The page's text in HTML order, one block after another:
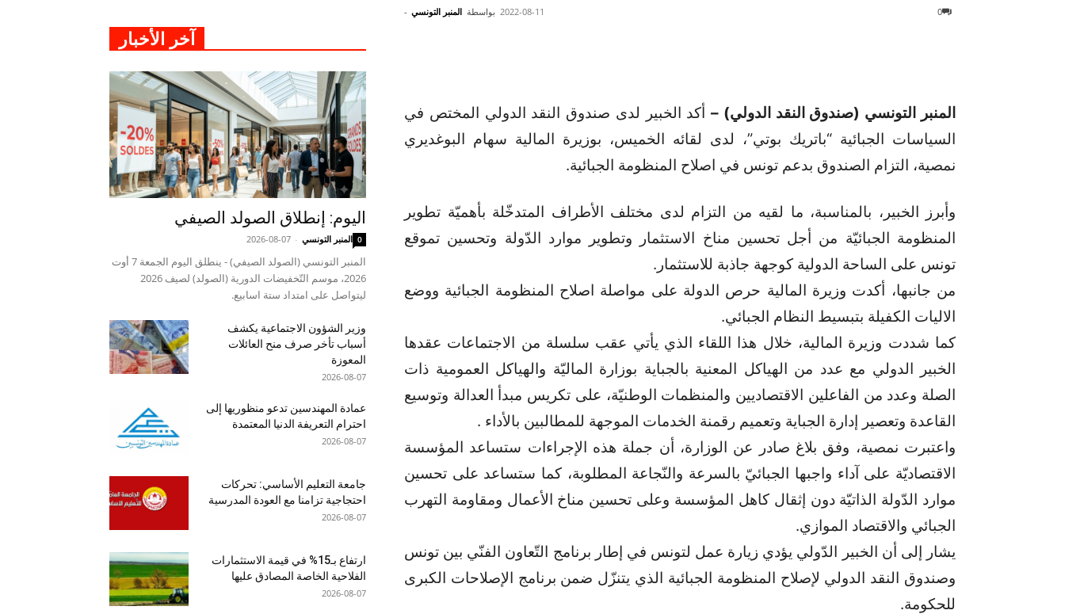
بواسطة المنبر التونسي - 2022-08-11 0
المنبر التونسي (صندوق النقد الدولي) –أكد الخبير لدى صندوق النقد الدولي المختص في
السياسات الجبائية “باتريك بوتي”، لدى لقائه الخميس، بوزيرة المالية سهام البوغديري
نمصية، التزام الصندوق بدعم تونس في اصلاح المنظومة الجبائية.
وأبرز الخبير، بالمناسبة، ما لقيه من التزام لدى مختلف الأطراف المتدخّلة بأهميّة تطوير
المنظومة الجبائيّة من أجل تحسين مناخ الاستثمار وتطوير موارد الدّولة وتحسين تموقع
تونس على الساحة الدولية كوجهة جاذبة للاستثمار.
من جانبها، أكدت وزيرة المالية حرص الدولة على مواصلة اصلاح المنظومة الجبائية ووضع
الاليات الكفيلة بتبسيط النظام الجبائي.
كما شددت وزيرة المالية، خلال هذا اللقاء الذي يأتي عقب سلسلة من الاجتماعات عقدها
الخبير الدولي مع عدد من الهياكل المعنية بالجباية بوزارة الماليّة والهياكل العمومية ذات
الصلة وعدد من الفاعلين الاقتصاديين والمنظمات الوطنيّة، على تكريس مبدأ العدالة وتوسيع
القاعدة وتعصير إدارة الجباية وتعميم رقمنة الخدمات الموجهة للمطالبين بالأداء .
واعتبرت نمصية، وفق بلاغ صادر عن الوزارة، أن جملة هذه الإجراءات ستساعد المؤسسة
الاقتصاديّة على آداء واجبها الجبائيّ بالسرعة والنّجاعة المطلوبة، كما ستساعد على تحسين
موارد الدّولة الذاتيّة دون إثقال كاهل المؤسسة وعلى تحسين مناخ الأعمال ومقاومة التهرب
الجبائي والاقتصاد الموازي.
يشار إلى أن الخبير الدّولي يؤدي زيارة عمل لتونس في إطار برنامج التّعاون الفنّي بين تونس
وصندوق النقد الدولي لإصلاح المنظومة الجبائية الذي يتنزّل ضمن برنامج الإصلاحات الكبرى
للحكومة.
آخر الأخبار
اليوم: إنطلاق الصولد الصيفي
المنبر التونسي -
2026-08-07 0
المنبر التونسي (الصولد الصيفي) - ينطلق اليوم الجمعة 7 أوت
2026، موسم التّخفيضات الدورية (الصولد) لصيف 2026
ليتواصل على امتداد ستة اسابيع.
وزير الشؤون الاجتماعية يكشف
أسباب تأخر صرف منح العائلات
المعوزة
2026-08-07
عمادة المهندسين تدعو منظوريها إلى
احترام التعريفة الدنيا المعتمدة
2026-08-07
جامعة التعليم الأساسي: تحركات
احتجاجية تزامنا مع العودة المدرسية
2026-08-07
ارتفاع بـ15% في قيمة الاستثمارات
الفلاحية الخاصة المصادق عليها
2026-08-07